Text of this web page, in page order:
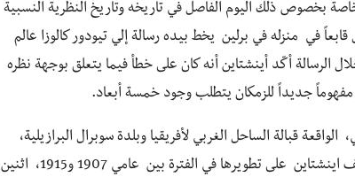
بخصوص ذلك اليوم الفاصل في تاريخه وتاريخ النظرية النسبية
والعشرين من مايو 1919 ، كان الرجل قابعاً في منزله في برلين يخط بيده رسالة إلي تيودور كالوزا عالم
الرسالة أكّد أينشتاين أنه كان على خطأ فيما يتعلق بوجهة نظره
جديداً للزمكان يتطلب وجود خمسة أبعاد.
قبالة الساحل الغربي لأفريقيا وبلدة سوبرال البرازيلية،
تشهدان إختباراً حاسماً لنظرية النسبية العامة، التي عكف اينشتاين على تطويرها في الفترة بين عامي 1907 و1915، اثنين